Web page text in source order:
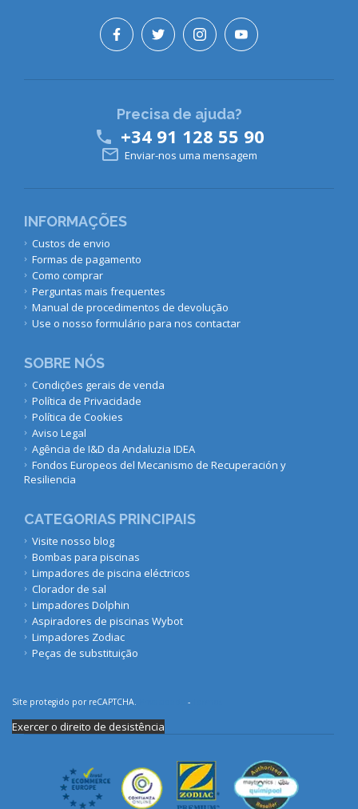
INFORMAÇÕES
Custos de envio
Formas de pagamento
Como comprar
Perguntas mais frequentes
Manual de procedimentos de devolução
Use o nosso formulário para nos contactar
SOBRE NÓS
Condições gerais de venda
Política de Privacidade
Política de Cookies
Aviso Legal
Agência de I&D da Andaluzia IDEA
Fondos Europeos del Mecanismo de Recuperación y
Resiliencia
CATEGORIAS PRINCIPAIS
Visite nosso blog
Bombas para piscinas
Limpadores de piscina eléctricos
Clorador de sal
Limpadores Dolphin
Aspiradores de piscinas Wybot
Limpadores Zodiac
Peças de substituição
Precisa de ajuda?
 +34 91 128 55 90
 Enviar-nos uma mensagem
Site protegido por reCAPTCHA. -
Exercer o direito de desistência